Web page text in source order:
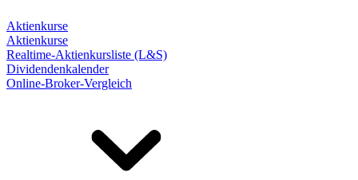
Aktienkurse
Aktienkurse
Realtime-Aktienkursliste (L&S)
Dividendenkalender
Online-Broker-Vergleich